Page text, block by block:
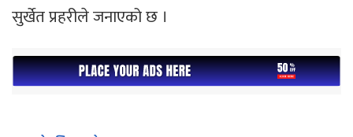
सुर्खेत प्रहरीले जनाएको छ ।